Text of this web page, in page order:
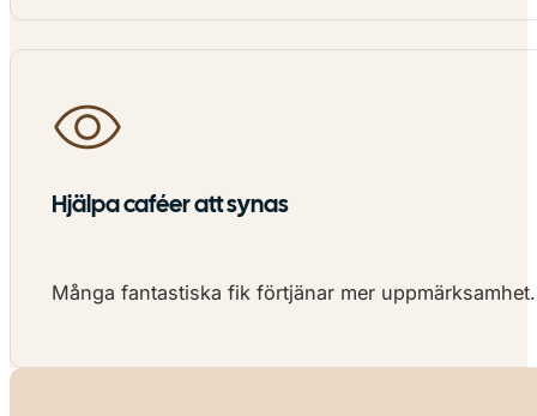
Hjälpa caféer att synas
Många fantastiska fik förtjänar mer